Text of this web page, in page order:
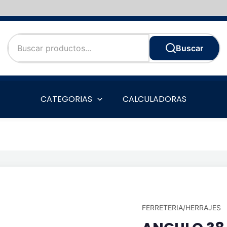
Buscar
CATEGORIAS CALCULADORAS
FERRETERIA/HERRAJES